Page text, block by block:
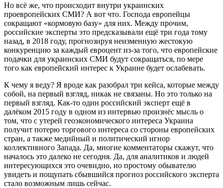
Но всё же, что происходит внутри украинских
проевропейских СМИ? А вот что. Господа европейцы
сокращают «кормовую базу» для них. Между прочим,
российские эксперты это предсказывали ещё три года тому
назад, в 2018 году, прогнозируя неизменную жестокую
конкуренцию за каждый евроцент из-за того, что европейские
подачки для украинских СМИ будут сокращаться, по мере
того как европейский интерес к Украине будет ослабевать.
К чему я веду? Я вроде как разобрал три кейса, которые между
собой, на первый взгляд, никак не связаны. Но это только на
первый взгляд. Как-то один российский эксперт ещё в
далёком 2015 году в одном из интервью произнёс мысль о
том, что с утерей геоэкономического интереса Украина
получит потерю торгового интереса со стороны европейских
стран, а также медийный и политический игнор
коллективного Запада. Да, многие комментаторы скажут, что
началось это далеко не сегодня. Да, для аналитиков и людей
интересующихся это очевидно, но простому обывателю
увидеть и пощупать сбывшийся прогноз российского эксперта
стало возможным лишь сейчас.